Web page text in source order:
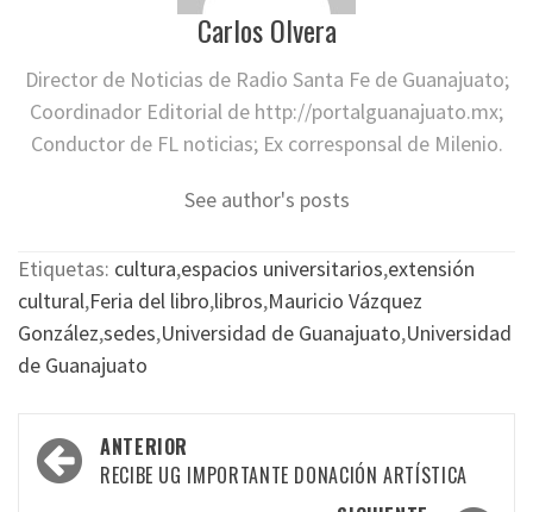
Carlos Olvera
Director de Noticias de Radio Santa Fe de Guanajuato;
Coordinador Editorial de http://portalguanajuato.mx;
Conductor de FL noticias; Ex corresponsal de Milenio.
See author's posts
Etiquetas: cultura,espacios universitarios,extensión
cultural,Feria del libro,libros,Mauricio Vázquez
González,sedes,Universidad de Guanajuato,Universidad
de Guanajuato
Navegación
por
ANTERIOR
RECIBE UG IMPORTANTE DONACIÓN ARTÍSTICA